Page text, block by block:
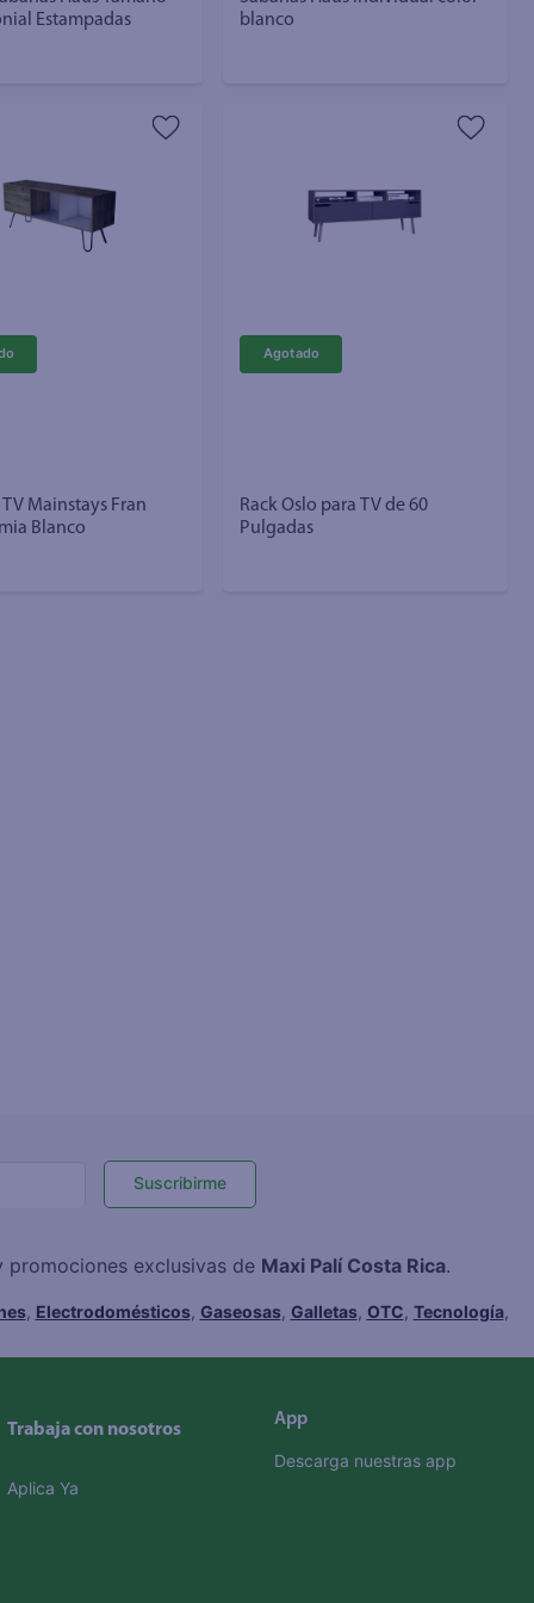
Estampadas
blanco
TV Mainstays Fran
Blanco
Rack Oslo para TV de 60
Pulgadas
Suscribirme
exclusivas de Maxi Palí Costa Rica.
, Electrodomésticos, Gaseosas, Galletas, OTC, Tecnología,
Trabaja con nosotros
Aplica Ya
App
Descarga nuestras app